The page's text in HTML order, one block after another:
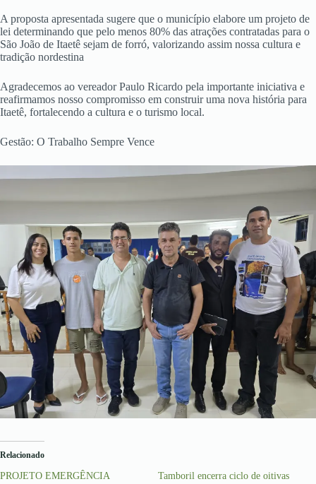
A proposta apresentada sugere que o município elabore um projeto de
lei determinando que pelo menos 80% das atrações contratadas para o
São João de Itaetê sejam de forró, valorizando assim nossa cultura e
tradição nordestina
Agradecemos ao vereador Paulo Ricardo pela importante iniciativa e
reafirmamos nosso compromisso em construir uma nova história para
Itaetê, fortalecendo a cultura e o turismo local.
Gestão: O Trabalho Sempre Vence
Relacionado
PROJETO EMERGÊNCIA
Tamboril encerra ciclo de oitivas